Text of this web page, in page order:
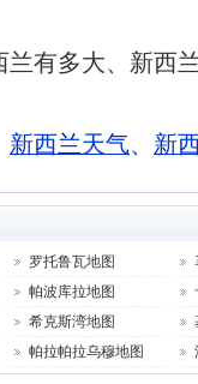
兰有多大、新西
新西兰天气、 新
罗托鲁瓦地图
帕波库拉地图
希克斯湾地图
帕拉帕拉乌穆地图